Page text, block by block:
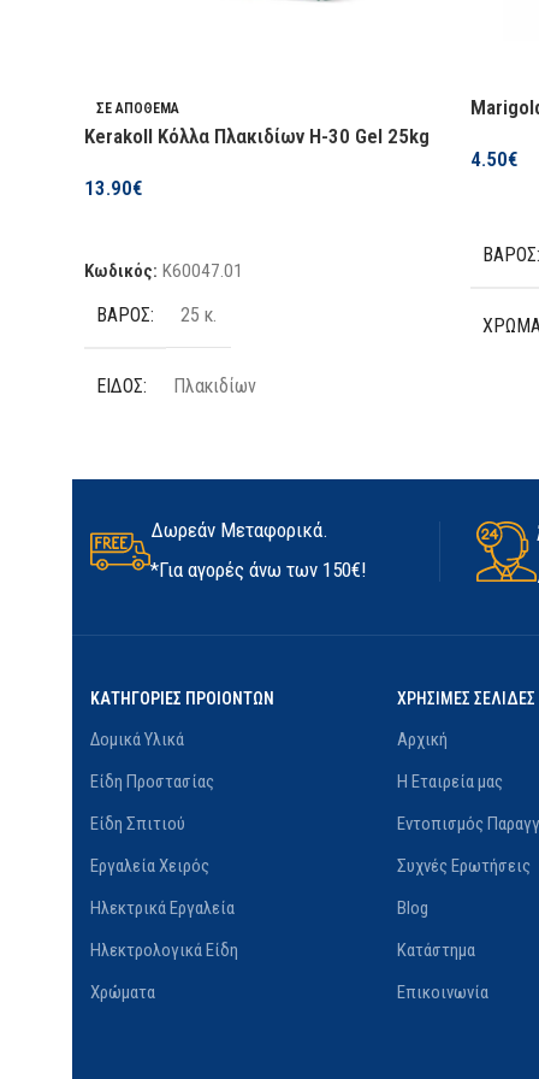
ΣΕ ΑΠΌΘΕΜΑ
Kerakoll Κόλλα Πλακιδίων H-30 Gel 25kg
13.90€
Κωδικός: K60047.01
ΒΆΡΟΣ 25 κ.
ΕΊΔΟΣ Πλακιδίων
ΚΑΤΑΣΚΕΥΑΣΤΉΣ Kerakoll
4.50€
ΒΆΡΟΣ
ΧΡΏΜΑ
Δωρεάν Μεταφορικά.
*Για αγορές άνω των 150€!
ΚΑΤΗΓΟΡΙΕΣ ΠΡΟΙΟΝΤΩΝ
Δομικά Υλικά
Είδη Προστασίας
Είδη Σπιτιού
Εργαλεία Χειρός
Ηλεκτρικά Εργαλεία
Ηλεκτρολογικά Είδη
Χρώματα
ΧΡΗΣΙΜΕΣ ΣΕΛΙΔΕΣ
Αρχική
Η Εταιρεία μας
Εντοπισμός
Συχνές Ερωτήσεις
Blog
Κατάστημα
Επικοινωνία